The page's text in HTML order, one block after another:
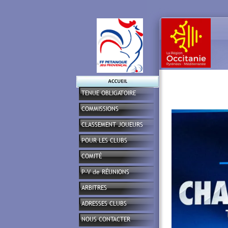
TENUE OBLIGATOIRE
COMMISSIONS
CLASSEMENT JOUEURS
POUR LES CLUBS
COMITÉ
P-V de RÉUNIONS
ARBITRES
ADRESSES CLUBS
NOUS CONTACTER